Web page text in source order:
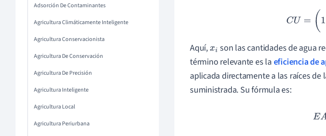
Adsorción De Contaminantes
Agricultura Climáticamente Inteligente
Agricultura Conservacionista
Agricultura De Conservación
Agricultura De Precisión
Agricultura Inteligente
Agricultura Local
Agricultura Periurbana
C U=(1
Aquí,xi son las cantidades de agua
término relevante es la eficiencia de
aplicada directamente a las raíces
suministrada. Su fórmula es:
E A